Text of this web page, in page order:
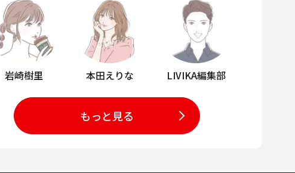
岩崎樹里 本田えりな LIVIKA編集部
もっと見る